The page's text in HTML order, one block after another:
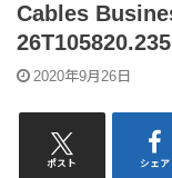
Cables
26T105820.235
2020年9月26日
ポスト シェア